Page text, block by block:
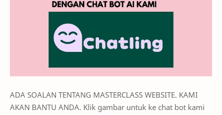
ADA SOALAN TENTANG MASTERCLASS WEBSITE. KAMI
AKAN BANTU ANDA. Klik gambar untuk ke chat bot kami